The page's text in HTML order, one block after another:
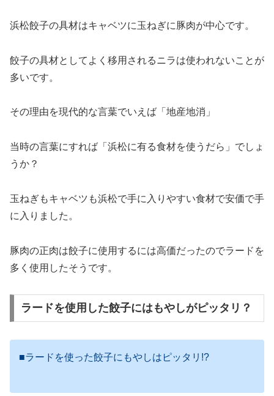
浜松餃子の具材はキャベツに玉ねぎに豚肉が中心です。
餃子の具材としてよく移用されるニラは使われないことが
多いです。
その理由を現代的な言葉でいえば「地産地消」
当時の言葉にすれば「浜松に有る食材を使うだら」でしょ
うか？
玉ねぎもキャベツも浜松で手に入りやすい食材で安価で手
に入りました。
豚肉の正肉は餃子に使用するには高価だったのでラードを
多く使用したそうです。
ラードを使用した餃子にはもやしがピッタリ？
■ラードを使った餃子にもやしはピッタリ!?